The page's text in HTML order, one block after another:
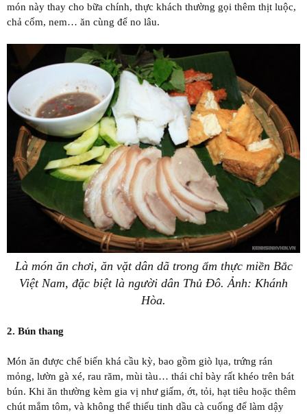
món này thay cho bữa chính, thực khách thường gọi thêm thịt luộc,
chả cốm, nem… ăn cùng để no lâu.
Là món ăn chơi, ăn vặt dân dã trong ẩm thực miền Bắc
Việt Nam, đặc biệt là người dân Thủ Đô. Ảnh: Khánh
Hòa.
2. Bún thang
Món ăn được chế biến khá cầu kỳ, bao gồm giò lụa, trứng rán
mỏng, lườn gà xé, rau răm, mùi tàu… thái chỉ bày rất khéo trên bát
bún. Khi ăn thường kèm gia vị như giấm, ớt, tỏi, hạt tiêu hoặc thêm
chút mắm tôm, và không thể thiếu tinh dầu cà cuống để làm dậy